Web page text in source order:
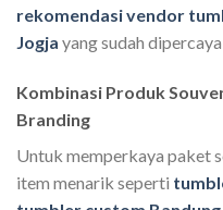
rekomendasi vendor
Jogja yang sudah
Kombinasi Produk
Branding
Untuk memperkaya paket
item menarik seperti